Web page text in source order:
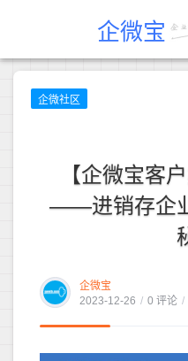
企微宝
企微社区
【企微宝客
——进销存企
企微宝
2023-12-26 / 0 评论 /